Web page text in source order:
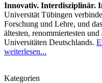
Innovativ. Interdisziplinär.
Universität Tübingen
Forschung und Lehre, und
ältesten, renommiertesten
Universitäten Deutschlands.
weiterlesen...
Kategorien